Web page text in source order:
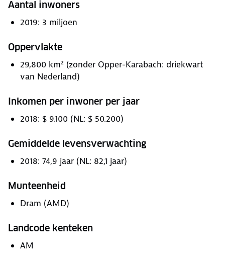
Aantal inwoners
2019: 3 miljoen
Oppervlakte
29,800 km² (zonder Opper-Karabach: driekwart
van Nederland)
Inkomen per inwoner per jaar
2018: $ 9.100 (NL: $ 50.200)
Gemiddelde levensverwachting
2018: 74,9 jaar (NL: 82,1 jaar)
Munteenheid
Dram (AMD)
Landcode kenteken
AM